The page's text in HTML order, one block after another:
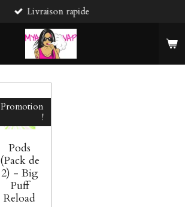
Livraison rapide
Promotion
!
Pods
(Pack de
2) - Big
Puff
Reload